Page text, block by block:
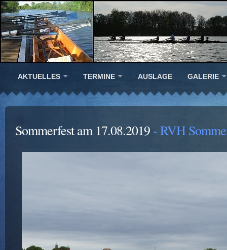
AKTUELLES TERMINE AUSLAGE GALERIE
Sommerfest am 17.08.2019 - RVH